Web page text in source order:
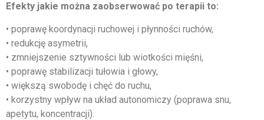
Efekty jakie można zaobserwować po terapii to:
• poprawę koordynacji ruchowej i płynności ruchów,
• redukcję asymetrii,
• zmniejszenie sztywności lub wiotkości mięśni,
• poprawę stabilizacji tułowia i głowy,
• większą swobodę i chęć do ruchu,
• korzystny wpływ na układ autonomiczy (poprawa snu,
apetytu, koncentracji).